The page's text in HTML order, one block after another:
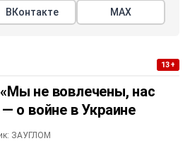
ВКонтакте МАХ
13+
не вовлечены, нас
о войне в Украине
ЗАУГЛОМ